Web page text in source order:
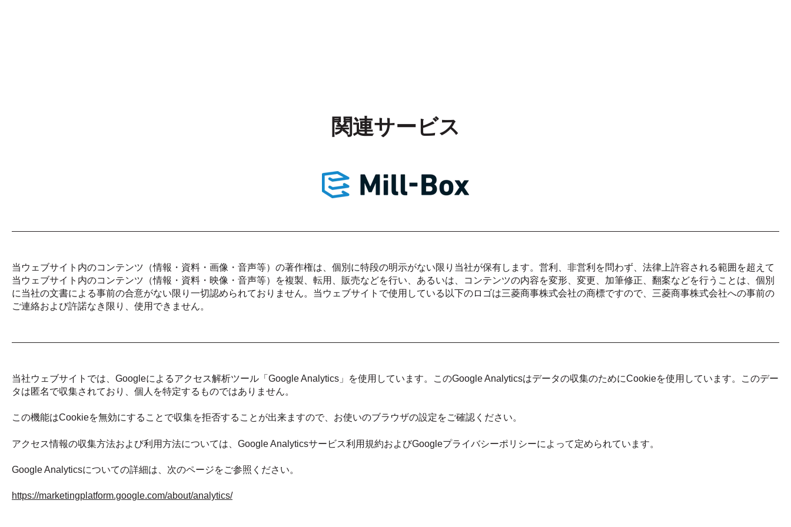
関連サービス
当ウェブサイト内のコンテンツ（情報・資料・画像・音声等）の著作権は、個別に特段の明示がない限り当社が保有します。営利、非営利を問わず、法律上許容される範囲を超えて
当ウェブサイト内のコンテンツ（情報・資料・映像・音声等）を複製、転用、販売などを行い、あるいは、コンテンツの内容を変形、変更、加筆修正、翻案などを行うことは、個別
に当社の文書による事前の合意がない限り一切認められておりません。当ウェブサイトで使用している以下のロゴは三菱商事株式会社の商標ですので、三菱商事株式会社への事前の
ご連絡および許諾なき限り、使用できません。
当社ウェブサイトでは、Googleによるアクセス解析ツール「Google Analytics」を使用しています。このGoogle Analyticsはデータの収集のためにCookieを使用しています。このデー
タは匿名で収集されており、個人を特定するものではありません。
この機能はCookieを無効にすることで収集を拒否することが出来ますので、お使いのブラウザの設定をご確認ください。
アクセス情報の収集方法および利用方法については、Google Analyticsサービス利用規約およびGoogleプライバシーポリシーによって定められています。
Google Analyticsについての詳細は、次のページをご参照ください。
https://marketingplatform.google.com/about/analytics/